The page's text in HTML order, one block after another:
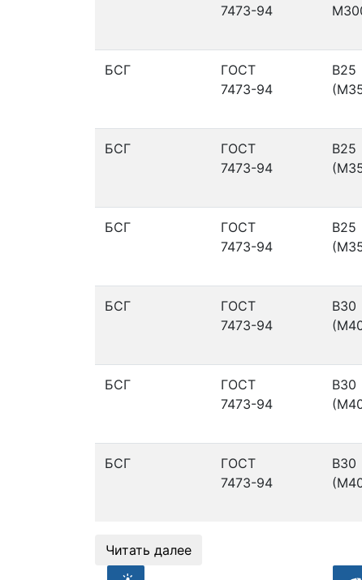
7473-94
БСГ
ГОСТ
7473-94
В25
БСГ
ГОСТ
7473-94
В25
БСГ
ГОСТ
7473-94
В25
БСГ
ГОСТ
7473-94
В30
БСГ
ГОСТ
7473-94
В30
БСГ
ГОСТ
7473-94
В30
Читать далее